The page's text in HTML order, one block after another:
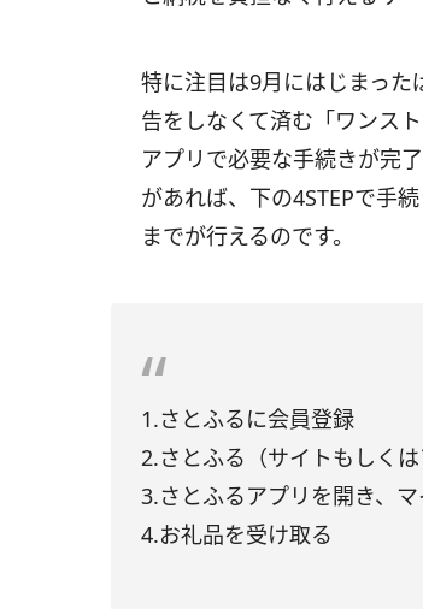
特に注目は9月にはじまっ
告をしなくて済む「ワンス
アプリで必要な手続きが完
があれば、下の4STEPで手
までが行えるのです。
1.さとふるに会員登録
2.さとふる（サイトもしく
3.さとふるアプリを開き、
4.お礼品を受け取る